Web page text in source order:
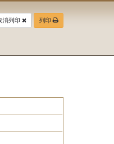
消列印 列印